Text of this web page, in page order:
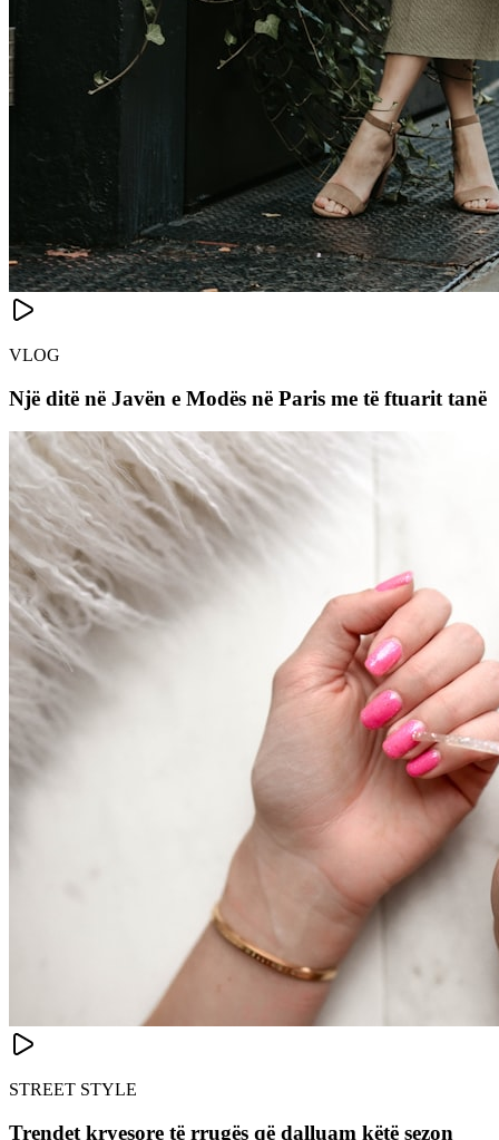
VLOG
Një ditë në Javën e Modës në Paris me të ftuarit tanë
STREET STYLE
Trendet kryesore të rrugës që dalluam këtë sezon